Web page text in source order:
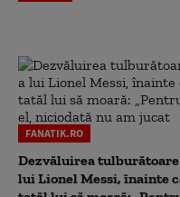
FANATIK.RO
Dezvăluirea tulburătoare
lui Lionel Messi, înainte